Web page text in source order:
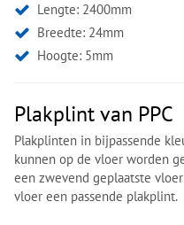
Lengte: 2400mm
Breedte: 24mm
Hoogte: 5mm
Plakplint van PPC
Plakplinten in bijpassende
kunnen op de vloer worden
een zwevend geplaatste
vloer een passende plakplint.